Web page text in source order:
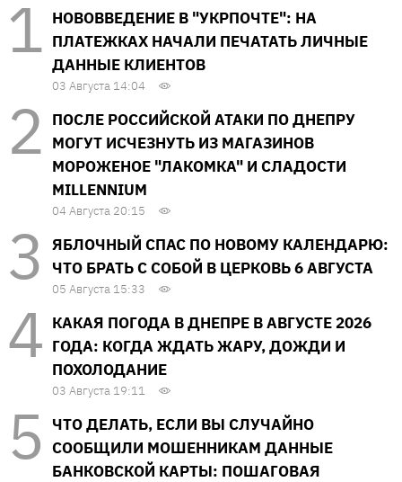
НОВОВВЕДЕНИЕ В "УКРПОЧТЕ": НА
ПЛАТЕЖКАХ НАЧАЛИ ПЕЧАТАТЬ ЛИЧНЫЕ
ДАННЫЕ КЛИЕНТОВ
03 Августа 14:04
ПОСЛЕ РОССИЙСКОЙ АТАКИ ПО ДНЕПРУ
МОГУТ ИСЧЕЗНУТЬ ИЗ МАГАЗИНОВ
МОРОЖЕНОЕ "ЛАКОМКА" И СЛАДОСТИ
MILLENNIUM
04 Августа 20:15
ЯБЛОЧНЫЙ СПАС ПО НОВОМУ КАЛЕНДАРЮ:
ЧТО БРАТЬ С СОБОЙ В ЦЕРКОВЬ 6 АВГУСТА
05 Августа 15:33
КАКАЯ ПОГОДА В ДНЕПРЕ В АВГУСТЕ 2026
ГОДА: КОГДА ЖДАТЬ ЖАРУ, ДОЖДИ И
ПОХОЛОДАНИЕ
03 Августа 19:11
ЧТО ДЕЛАТЬ, ЕСЛИ ВЫ СЛУЧАЙНО
СООБЩИЛИ МОШЕННИКАМ ДАННЫЕ
БАНКОВСКОЙ КАРТЫ: ПОШАГОВАЯ